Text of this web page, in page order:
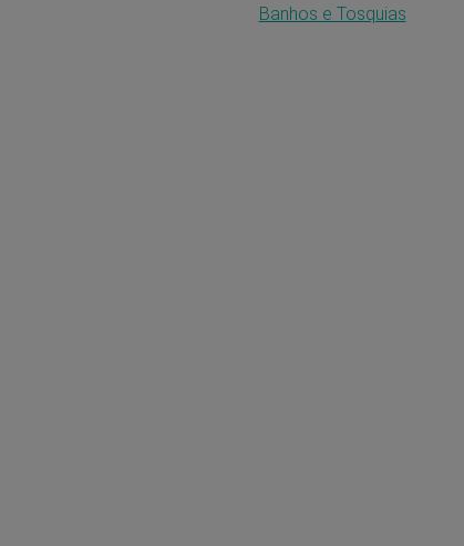
Banhos e Tosquias